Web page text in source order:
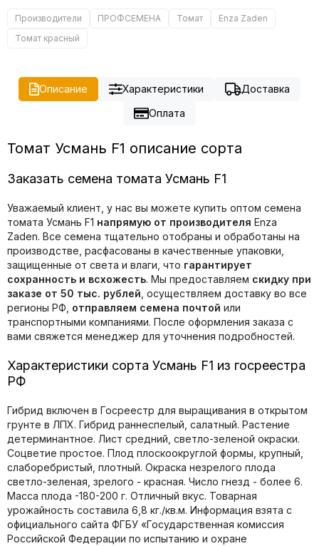
Производители ПРОФСЕМЕНА Томат
Enza Zaden
Томат красный
Описание Характеристики
Доставка
Оплата
Томат Усмань F1 описание сорта
Заказать семена томата Усмань F1
Уважаемый клиент, у нас вы можете купить оптом семена
томата Усмань F1 напрямую от производителя Enza
Zaden. Все семена тщательно отобраны и обработаны на
производстве, расфасованы в качественные упаковки,
защищенные от света и влаги, что гарантирует
сохранность и всхожесть. Мы предоставляем скидку при
заказе от 50 тыс. рублей , осуществляем доставку во все
регионы РФ, отправляем семена почтой или
транспортными компаниями. После оформления заказа с
вами свяжется менеджер для уточнения подробностей.
Характеристики сорта Усмань F1 из госреестра
РФ
Гибрид включен в Госреестр для выращивания в открытом
грунте в ЛПХ. Гибрид раннеспелый, салатный. Растение
детерминантное. Лист средний, светло-зеленой окраски.
Соцветие простое. Плод плоскоокруглой формы, крупный,
слаборебристый, плотный. Окраска незрелого плода
светло-зеленая, зрелого - красная. Число гнезд - более 6.
Масса плода -180-200 г. Отличный вкус. Товарная
урожайность составила 6,8 кг./кв.м. Информация взята с
официального сайта ФГБУ «Государственная комиссия
Российской Федерации по иcпытанию и охране